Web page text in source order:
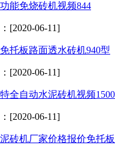
能免烧砖机视频844
[2020-06-11]
托板路面透水砖机940型
[2020-06-11]
全自动水泥砖机视频
[2020-06-11]
砖机厂家价格报价免托